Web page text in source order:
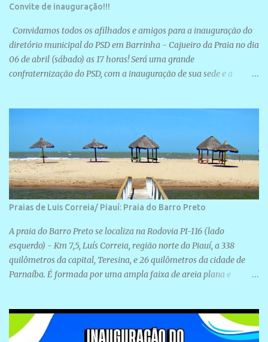
Convite de inauguração!!!
Convidamos todos os afilhados e amigos para a inauguração do
diretório municipal do PSD em Barrinha - Cajueiro da Praia no dia
06 de abril (sábado) as 17 horas! Será uma grande
confraternização do PSD, com a inauguração de sua sede e a
Praias de Luis Correia/ Piauí: Praia do Barro Preto
A praia do Barro Preto se localiza na Rodovia PI-116 (lado
esquerdo) - Km 7,5, Luís Correia, região norte do Piauí, a 338
quilômetros da capital, Teresina, e 26 quilômetros da cidade de
Parnaíba. É formada por uma ampla faixa de areia plana e
devido ao extensivo molhe de pedras que não chegam a 2 metros
de altura, não apresentando dunas em seu espaço geográfico. Não